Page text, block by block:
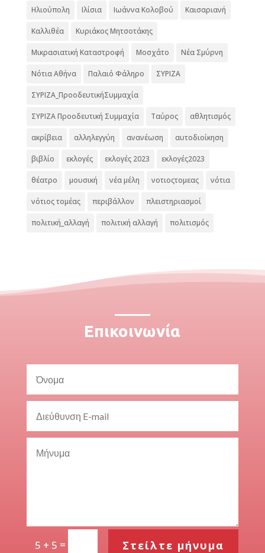
Ηλιούπολη Ιλίσια Ιωάννα Κολοβού Καισαριανή
Καλλιθέα Κυριάκος Μητσοτάκης
Μικρασιατική Καταστροφή Μοσχάτο Νέα Σμύρνη
Νότια Αθήνα Παλαιό Φάληρο ΣΥΡΙΖΑ
ΣΥΡΙΖΑ_ΠροοδευτικήΣυμμαχία
ΣΥΡΙΖΑ Προοδευτική Συμμαχία Ταύρος αθλητισμός
ακρίβεια αλληλεγγύη ανανέωση αυτοδιοίκηση
βιβλίο εκλογές εκλογές 2023 εκλογές2023
θέατρο μουσική νέα μέλη νοτιοςτομεας νότια
νότιος τομέας περιβάλλον πλειστηριασμοί
πολιτική_αλλαγή πολιτική αλλαγή πολιτισμός
Επικοινωνία
5 + 5 = Στείλτε μήνυμα